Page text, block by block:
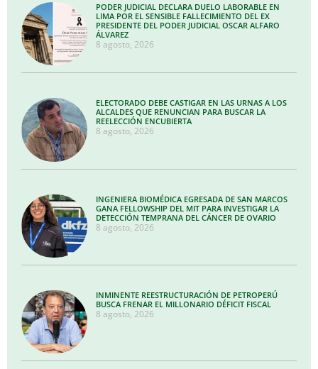
PODER JUDICIAL DECLARA DUELO LABORABLE EN
LIMA POR EL SENSIBLE FALLECIMIENTO DEL EX
PRESIDENTE DEL PODER JUDICIAL OSCAR ALFARO
ÁLVAREZ
8 agosto, 2026
ELECTORADO DEBE CASTIGAR EN LAS URNAS A LOS
ALCALDES QUE RENUNCIAN PARA BUSCAR LA
REELECCIÓN ENCUBIERTA
8 agosto, 2026
INGENIERA BIOMÉDICA EGRESADA DE SAN MARCOS
GANA FELLOWSHIP DEL MIT PARA INVESTIGAR LA
DETECCIÓN TEMPRANA DEL CÁNCER DE OVARIO
8 agosto, 2026
INMINENTE REESTRUCTURACIÓN DE PETROPERÚ
BUSCA FRENAR EL MILLONARIO DÉFICIT FISCAL
8 agosto, 2026